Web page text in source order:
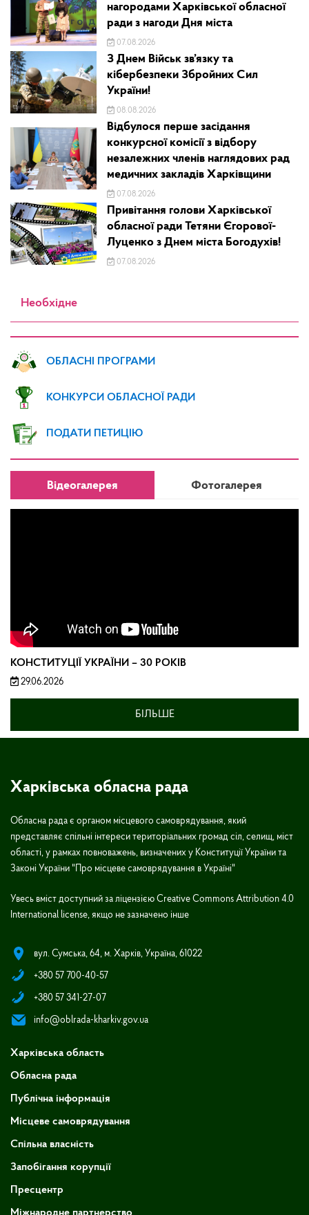
нагородами Харківської обласної
ради з нагоди Дня міста
07.08.2026
З Днем Військ зв’язку та
кібербезпеки Збройних Сил
України!
08.08.2026
Відбулося перше засідання
конкурсної комісії з відбору
незалежних членів наглядових рад
медичних закладів Харківщини
07.08.2026
Привітання голови Харківської
обласної ради Тетяни Єгорової-
Луценко з Днем міста Богодухів!
07.08.2026
Необхідне
ОБЛАСНІ ПРОГРАМИ
КОНКУРСИ ОБЛАСНОЇ РАДИ
ПОДАТИ ПЕТИЦІЮ
Відеогалерея Фотогалерея
КОНСТИТУЦІЇ УКРАЇНИ – 30 РОКІВ
29.06.2026
БІЛЬШЕ
Харківська обласна рада
Обласна рада є органом місцевого самоврядування, який
представляє спільні інтереси територіальних громад сіл, селищ, міст
області, у рамках повноважень, визначених у Конституції України та
Законі України "Про місцеве самоврядування в Україні"
Увесь вміст доступний за ліцензією Creative Commons Attribution 4.0
International license, якщо не зазначено інше
вул. Сумська, 64, м. Харків, Україна, 61022
+380 57 700-40-57
+380 57 341-27-07
info@oblrada-kharkiv.gov.ua
Харківська область
Обласна рада
Публічна інформація
Місцеве самоврядування
Спільна власність
Запобігання корупції
Пресцентр